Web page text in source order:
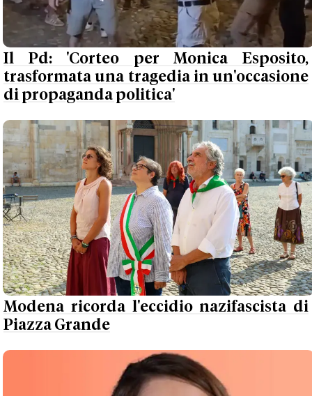
Il Pd: 'Corteo per Monica Esposito,
trasformata una tragedia in un'occasione
di propaganda politica'
Modena ricorda l'eccidio nazifascista di
Piazza Grande